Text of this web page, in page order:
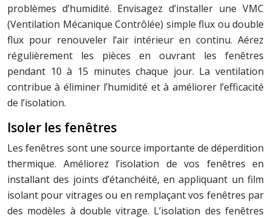
problèmes d’humidité. Envisagez d’installer une VMC
(Ventilation Mécanique Contrôlée) simple flux ou double
flux pour renouveler l’air intérieur en continu. Aérez
régulièrement les pièces en ouvrant les fenêtres
pendant 10 à 15 minutes chaque jour. La ventilation
contribue à éliminer l’humidité et à améliorer l’efficacité
de l’isolation.
Isoler les fenêtres
Les fenêtres sont une source importante de déperdition
thermique. Améliorez l’isolation de vos fenêtres en
installant des joints d’étanchéité, en appliquant un film
isolant pour vitrages ou en remplaçant vos fenêtres par
des modèles à double vitrage. L’isolation des fenêtres